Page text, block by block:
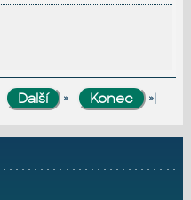
» »|
• • • • • • • • • • • • • • • • • • • • • • • • • • • •